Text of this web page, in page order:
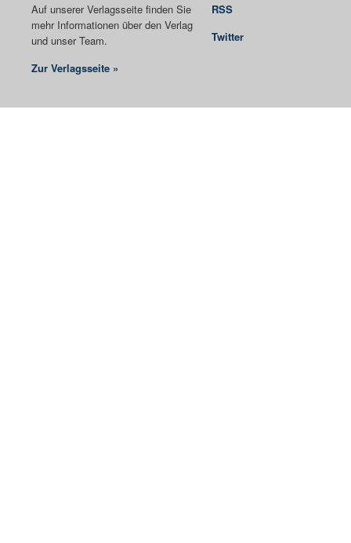
Auf unserer Verlagsseite finden Sie
mehr Informationen über den Verlag
und unser Team.
Zur Verlagsseite »
RSS
Twitter